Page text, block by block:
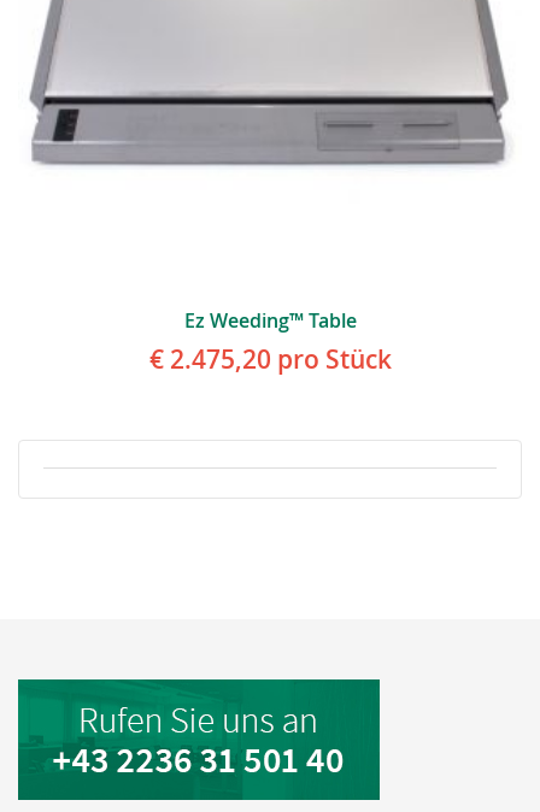
Ez Weeding™ Table
€ 2.475,20 pro Stück